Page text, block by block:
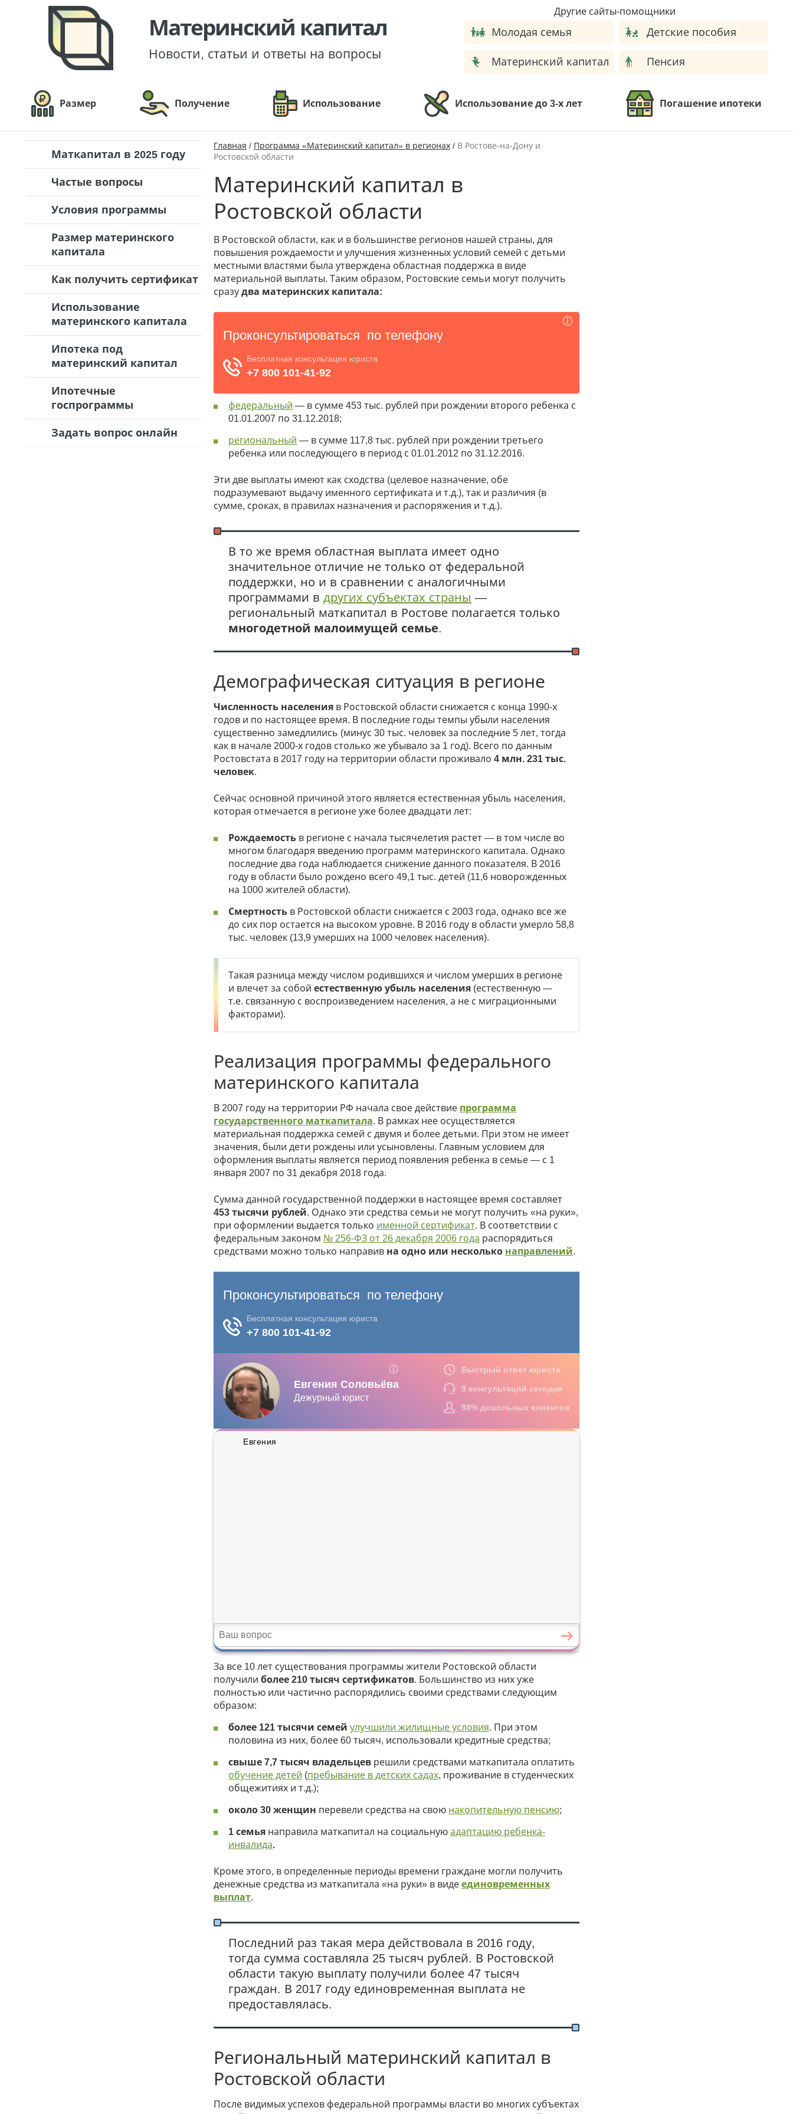
Материнский капитал
Новости, статьи и ответы на вопросы
Другие сайты-помощники
Молодая семья Детские пособия
Материнский капитал Пенсия
Размер Получение Использование Использование до 3-х лет Погашение ипотеки
Маткапитал в 2025 году
Частые вопросы
Условия программы
Размер материнского
капитала
Как получить сертификат
Использование
материнского капитала
Ипотека под
материнский капитал
Ипотечные
госпрограммы
Задать вопрос онлайн
Главная / Программа «Материнский капитал» в регионах / В Ростове-на-Дону и
Ростовской области
Материнский капитал в
Ростовской области
В Ростовской области, как и в большинстве регионов нашей страны, для
повышения рождаемости и улучшения жизненных условий семей с детьми
местными властями была утверждена областная поддержка в виде
материальной выплаты. Таким образом, Ростовские семьи могут получить
сразу два материнских капитала:
федеральный — в сумме 453 тыс. рублей при рождении второго ребенка с
01.01.2007 по 31.12.2018;
региональный — в сумме 117,8 тыс. рублей при рождении третьего
ребенка или последующего в период с 01.01.2012 по 31.12.2016.
Эти две выплаты имеют как сходства (целевое назначение, обе
подразумевают выдачу именного сертификата и т.д.), так и различия (в
сумме, сроках, в правилах назначения и распоряжения и т.д.).
В то же время областная выплата имеет одно
значительное отличие не только от федеральной
поддержки, но и в сравнении с аналогичными
программами в других субъектах страны —
региональный маткапитал в Ростове полагается только
многодетной малоимущей семье.
Демографическая ситуация в регионе
Численность населения в Ростовской области снижается с конца 1990-х
годов и по настоящее время. В последние годы темпы убыли населения
существенно замедлились (минус 30 тыс. человек за последние 5 лет, тогда
как в начале 2000-х годов столько же убывало за 1 год). Всего по данным
Ростовстата в 2017 году на территории области проживало 4 млн. 231 тыс.
человек.
Сейчас основной причиной этого является естественная убыль населения,
которая отмечается в регионе уже более двадцати лет:
Рождаемость в регионе с начала тысячелетия растет — в том числе во
многом благодаря введению программ материнского капитала. Однако
последние два года наблюдается снижение данного показателя. В 2016
году в области было рождено всего 49,1 тыс. детей (11,6 новорожденных
на 1000 жителей области).
Смертность в Ростовской области снижается с 2003 года, однако все же
до сих пор остается на высоком уровне. В 2016 году в области умерло 58,8
тыс. человек (13,9 умерших на 1000 человек населения).
Такая разница между числом родившихся и числом умерших в регионе
и влечет за собой естественную убыль населения (естественную —
т.е. связанную с воспроизведением населения, а не с миграционными
факторами).
Реализация программы федерального
материнского капитала
В 2007 году на территории РФ начала свое действие программа
государственного маткапитала. В рамках нее осуществляется
материальная поддержка семей с двумя и более детьми. При этом не имеет
значения, были дети рождены или усыновлены. Главным условием для
оформления выплаты является период появления ребенка в семье — с 1
января 2007 по 31 декабря 2018 года.
Сумма данной государственной поддержки в настоящее время составляет
453 тысячи рублей. Однако эти средства семьи не могут получить «на руки»,
при оформлении выдается только именной сертификат. В соответствии с
федеральным законом № 256-ФЗ от 26 декабря 2006 года распорядиться
средствами можно только направив на одно или несколько направлений.
За все 10 лет существования программы жители Ростовской области
получили более 210 тысяч сертификатов. Большинство из них уже
полностью или частично распорядились своими средствами следующим
образом:
более 121 тысячи семей улучшили жилищные условия. При этом
половина из них, более 60 тысяч, использовали кредитные средства;
свыше 7,7 тысяч владельцев решили средствами маткапитала оплатить
обучение детей (пребывание в детских садах, проживание в студенческих
общежитиях и т.д.);
около 30 женщин перевели средства на свою накопительную пенсию;
1 семья направила маткапитал на социальную адаптацию ребенка-
инвалида.
Кроме этого, в определенные периоды времени граждане могли получить
денежные средства из маткапитала «на руки» в виде единовременных
выплат.
Последний раз такая мера действовала в 2016 году,
тогда сумма составляла 25 тысяч рублей. В Ростовской
области такую выплату получили более 47 тысяч
граждан. В 2017 году единовременная выплата не
предоставлялась.
Региональный материнский капитал в
Ростовской области
После видимых успехов федеральной программы власти во многих субъектах